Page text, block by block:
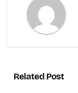
Related Post